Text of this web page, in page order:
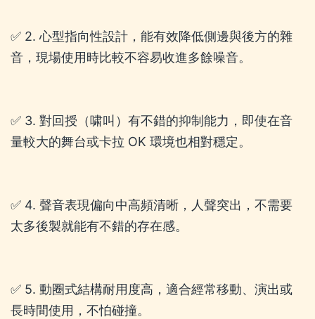
✅ 2. 心型指向性設計，能有效降低側邊與後方的雜
音，現場使用時比較不容易收進多餘噪音。
✅ 3. 對回授（啸叫）有不錯的抑制能力，即使在音
量較大的舞台或卡拉 OK 環境也相對穩定。
✅ 4. 聲音表現偏向中高頻清晰，人聲突出，不需要
太多後製就能有不錯的存在感。
✅ 5. 動圈式結構耐用度高，適合經常移動、演出或
長時間使用，不怕碰撞。